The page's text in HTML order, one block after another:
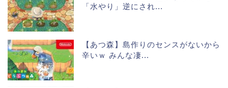
「水やり」逆にされ...
【あつ森】島作りのセンスがないから
辛いｗ みんな凄...